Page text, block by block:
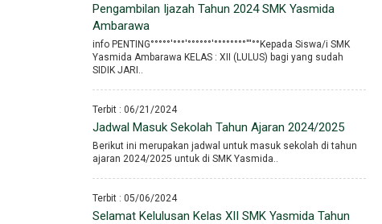
Pengambilan Ijazah Tahun 2024 SMK Yasmida
Ambarawa
info PENTING°°°°°′°°°′°°°°°°′°°°°°°°°′′′°°Kepada Siswa/i SMK
Yasmida Ambarawa KELAS : XII (LULUS) bagi yang sudah
SIDIK JARI..
Terbit : 06/21/2024
Jadwal Masuk Sekolah Tahun Ajaran 2024/2025
Berikut ini merupakan jadwal untuk masuk sekolah di tahun
ajaran 2024/2025 untuk di SMK Yasmida..
Terbit : 05/06/2024
Selamat Kelulusan Kelas XII SMK Yasmida Tahun